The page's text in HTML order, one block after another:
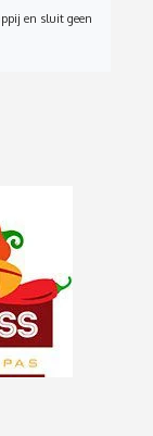
en sluit geen